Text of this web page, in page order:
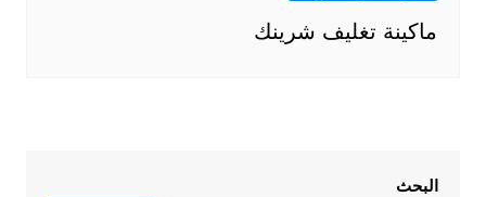
ماكينة تغليف شرينك
البحث